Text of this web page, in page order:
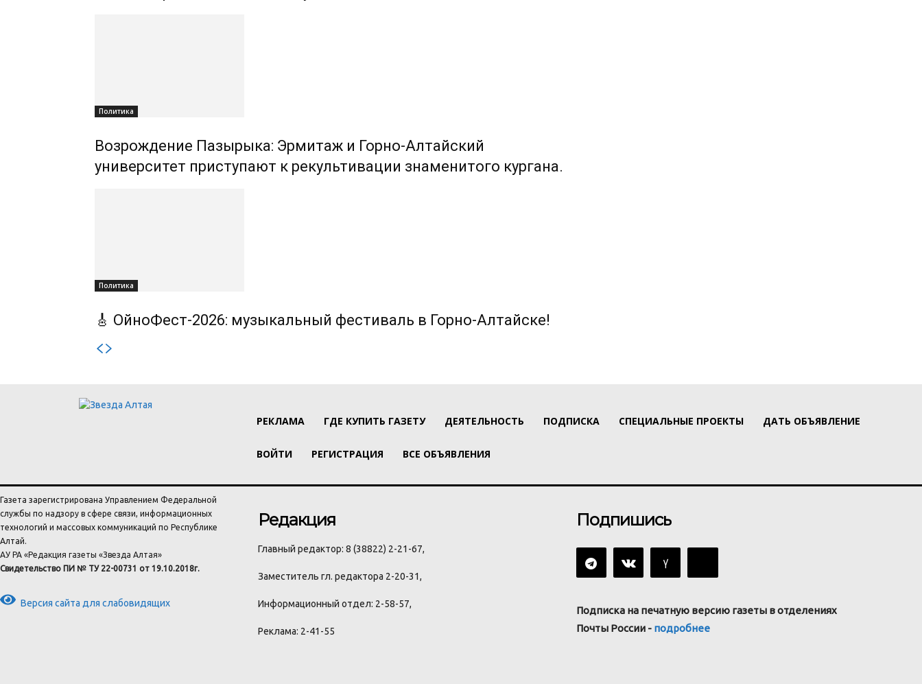
Политика
Возрождение Пазырыка: Эрмитаж и Горно-Алтайский
университет приступают к рекультивации знаменитого кургана.
Политика
🎸 ОйноФест-2026: музыкальный фестиваль в Горно-Алтайске!
РЕКЛАМА ГДЕ КУПИТЬ ГАЗЕТУ ДЕЯТЕЛЬНОСТЬ ПОДПИСКА СПЕЦИАЛЬНЫЕ ПРОЕКТЫ ДАТЬ ОБЪЯВЛЕНИЕ
ВОЙТИ РЕГИСТРАЦИЯ ВСЕ ОБЪЯВЛЕНИЯ
Газета зарегистрирована Управлением Федеральной
службы по надзору в сфере связи, информационных
технологий и массовых коммуникаций по Республике
Алтай.
АУ РА «Редакция газеты «Звезда Алтая»
Свидетельство ПИ № ТУ 22-00731 от 19.10.2018г.
Версия сайта для слабовидящих
Редакция
Главный редактор: 8 (38822) 2-21-67,
Заместитель гл. редактора 2-20-31,
Информационный отдел: 2-58-57,
Реклама: 2-41-55
Подпишись
Подписка на печатную версию газеты в отделениях
Почты России - подробнее